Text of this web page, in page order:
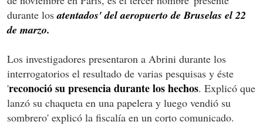
durante losatentados' del aeropuerto de Bruselas el 22
de marzo.
Los investigadores presentaron a Abrini durante los
interrogatorios el resultado de varias pesquisas y éste
'reconoció su presencia durante los hechos. Explicó que
lanzó su chaqueta en una papelera y luego vendió su
sombrero' explicó la fiscalía en un corto comunicado.